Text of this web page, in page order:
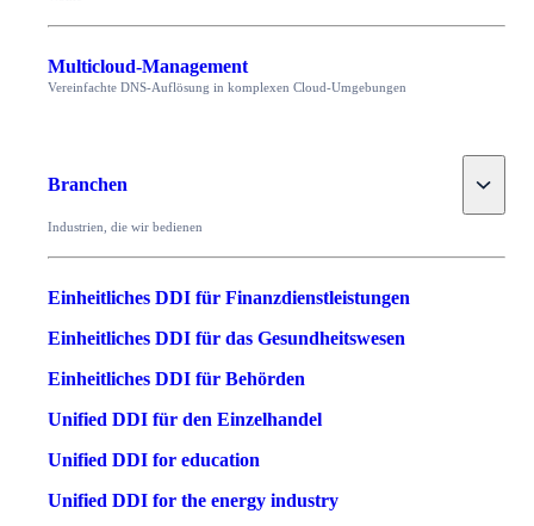
Multicloud-Management
Vereinfachte DNS-Auflösung in komplexen Cloud-Umgebungen
Branchen Toggle
Industrien, die wir bedienen
Einheitliches DDI für Finanzdienstleistungen
Einheitliches DDI für das Gesundheitswesen
Einheitliches DDI für Behörden
Unified DDI für den Einzelhandel
Unified DDI for education
Unified DDI for the energy industry